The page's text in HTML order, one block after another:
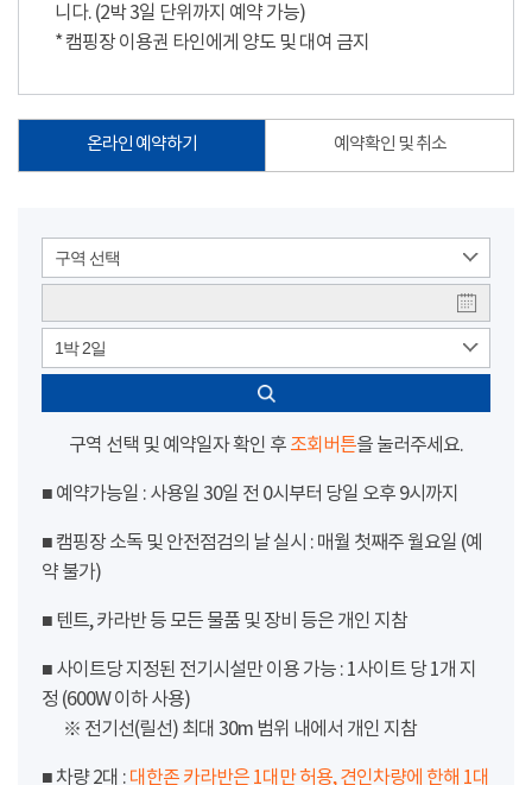
니다. (2박 3일 단위까지 예약 가능)
* 캠핑장 이용권 타인에게 양도 및 대여 금지
온라인 예약하기 예약확인 및 취소
구역 선택
1박 2일
구역 선택 및 예약일자 확인 후 조회버튼을 눌러주세요.
■ 예약가능일 : 사용일 30일 전 0시부터 당일 오후 9시까지
■ 캠핑장 소독 및 안전점검의 날 실시 : 매월 첫째주 월요일 (예
약 불가)
■ 텐트, 카라반 등 모든 물품 및 장비 등은 개인 지참
■ 사이트당 지정된 전기시설만 이용 가능 : 1사이트 당 1개 지
정 (600W 이하 사용)
※ 전기선(릴선) 최대 30m 범위 내에서 개인 지참
■ 차량 2대 : 대한존 카라반은 1대만 허용, 견인차량에 한해 1대